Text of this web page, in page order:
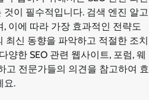
이 필수적입니다. 검색 엔진 알고
이에 따라 가장 효과적인 전략도
최신 동향을 파악하고 적절한 조치
양한 SEO 관련 웹사이트, 포럼, 웨
고 전문가들의 의견을 참고하여 효
요.